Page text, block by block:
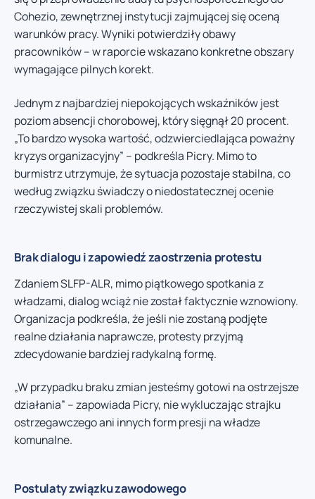
Cohezio, zewnętrznej instytucji zajmującej się oceną
warunków pracy. Wyniki potwierdziły obawy
pracowników – w raporcie wskazano konkretne obszary
wymagające pilnych korekt.
Jednym z najbardziej niepokojących wskaźników jest
poziom absencji chorobowej, który sięgnął 20 procent.
„To bardzo wysoka wartość, odzwierciedlająca poważny
kryzys organizacyjny” – podkreśla Picry. Mimo to
burmistrz utrzymuje, że sytuacja pozostaje stabilna, co
według związku świadczy o niedostatecznej ocenie
rzeczywistej skali problemów.
Brak dialogu i zapowiedź zaostrzenia protestu
Zdaniem SLFP-ALR, mimo piątkowego spotkania z
władzami, dialog wciąż nie został faktycznie wznowiony.
Organizacja podkreśla, że jeśli nie zostaną podjęte
realne działania naprawcze, protesty przyjmą
zdecydowanie bardziej radykalną formę.
„W przypadku braku zmian jesteśmy gotowi na ostrzejsze
działania” – zapowiada Picry, nie wykluczając strajku
ostrzegawczego ani innych form presji na władze
komunalne.
Postulaty związku zawodowego